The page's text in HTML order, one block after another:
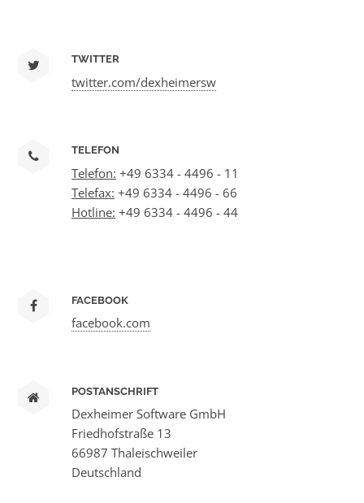
TWITTER
twitter.com/dexheimersw
TELEFON
Telefon: +49 6334 - 4496 - 11
Telefax: +49 6334 - 4496 - 66
Hotline: +49 6334 - 4496 - 44
FACEBOOK
facebook.com
POSTANSCHRIFT
Dexheimer Software GmbH
Friedhofstraße 13
66987 Thaleischweiler
Deutschland